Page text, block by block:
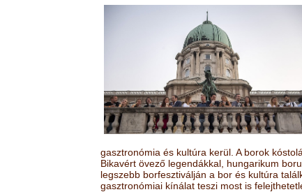
gasztronómia és kultúra kerül. A borok
Bikavért övező legendákkal, hungarikum
legszebb borfesztiválján a bor és kultúra
gasztronómiai kínálat teszi most is